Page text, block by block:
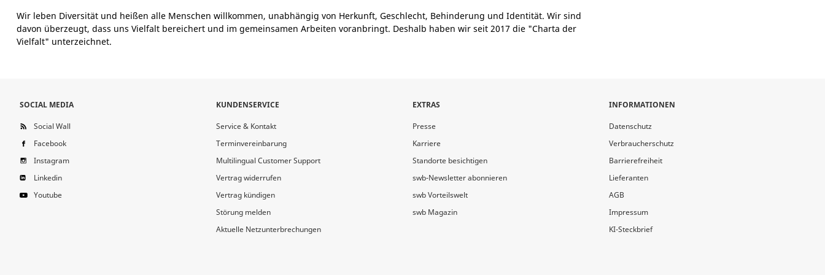
Wir leben Diversität und heißen alle Menschen willkommen, unabhängig von Herkunft, Geschlecht, Behinderung und Identität. Wir sind
davon überzeugt, dass uns Vielfalt bereichert und im gemeinsamen Arbeiten voranbringt. Deshalb haben wir seit 2017 die "Charta der
Vielfalt" unterzeichnet.
SOCIAL MEDIA
Social Wall
Facebook
Instagram
Linkedin
Youtube
KUNDENSERVICE
Service & Kontakt
Terminvereinbarung
Multilingual Customer Support
Vertrag widerrufen
Vertrag kündigen
Störung melden
Aktuelle Netzunterbrechungen
EXTRAS
Presse
Karriere
Standorte besichtigen
swb-Newsletter abonnieren
swb Vorteilswelt
swb Magazin
INFORMATIONEN
Datenschutz
Verbraucherschutz
Barrierefreiheit
Lieferanten
AGB
Impressum
KI-Steckbrief